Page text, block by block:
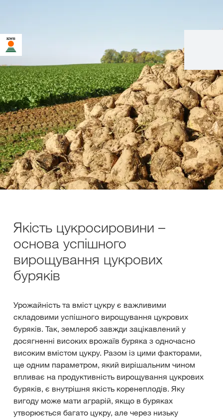
Якість цукросировини –
основа успішного
вирощування цукрових
буряків
Урожайність та вміст цукру є важливими
складовими успішного вирощування цукрових
буряків. Так, землероб завжди зацікавлений у
досягненні високих врожаїв буряка з одночасно
високим вмістом цукру. Разом із цими факторами,
ще одним параметром, який вирішальним чином
впливає на продуктивність вирощування цукрових
буряків, є внутрішня якість коренеплодів. Яку
вигоду може мати аграрій, якщо в буряках
утворюється багато цукру, але через низьку